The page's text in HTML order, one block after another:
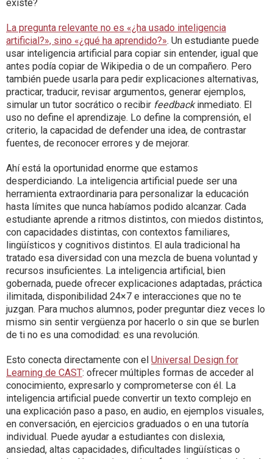
existe?
La pregunta relevante no es «¿ha usado inteligencia
artificial?», sino «¿qué ha aprendido?». Un estudiante puede
usar inteligencia artificial para copiar sin entender, igual que
antes podía copiar de Wikipedia o de un compañero. Pero
también puede usarla para pedir explicaciones alternativas,
practicar, traducir, revisar argumentos, generar ejemplos,
simular un tutor socrático o recibir feedbackinmediato. El
uso no define el aprendizaje. Lo define la comprensión, el
criterio, la capacidad de defender una idea, de contrastar
fuentes, de reconocer errores y de mejorar.
Ahí está la oportunidad enorme que estamos
desperdiciando. La inteligencia artificial puede ser una
herramienta extraordinaria para personalizar la educación
hasta límites que nunca habíamos podido alcanzar. Cada
estudiante aprende a ritmos distintos, con miedos distintos,
con capacidades distintas, con contextos familiares,
lingüísticos y cognitivos distintos. El aula tradicional ha
tratado esa diversidad con una mezcla de buena voluntad y
recursos insuficientes. La inteligencia artificial, bien
gobernada, puede ofrecer explicaciones adaptadas, práctica
ilimitada, disponibilidad 24×7 e interacciones que no te
juzgan. Para muchos alumnos, poder preguntar diez veces lo
mismo sin sentir vergüenza por hacerlo o sin que se burlen
de ti no es una comodidad: es una revolución.
Esto conecta directamente con el Universal Design for
Learning de CAST: ofrecer múltiples formas de acceder al
conocimiento, expresarlo y comprometerse con él. La
inteligencia artificial puede convertir un texto complejo en
una explicación paso a paso, en audio, en ejemplos visuales,
en conversación, en ejercicios graduados o en una tutoría
individual. Puede ayudar a estudiantes con dislexia,
ansiedad, altas capacidades, dificultades lingüísticas o